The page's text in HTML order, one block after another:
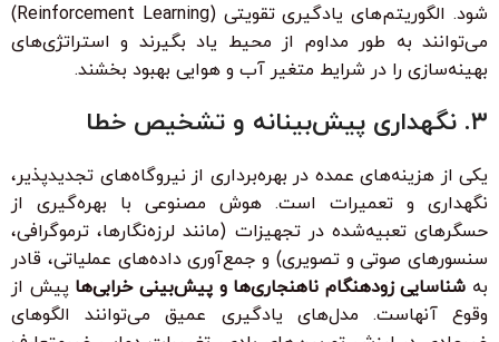
شود. الگوریتم‌های یادگیری تقویتی (Reinforcement Learning)
می‌توانند به طور مداوم از محیط یاد بگیرند و استراتژی‌های
بهینه‌سازی را در شرایط متغیر آب و هوایی بهبود بخشند.
۳. نگهداری پیش‌بینانه و تشخیص خطا
یکی از هزینه‌های عمده در بهره‌برداری از نیروگاه‌های تجدیدپذیر،
نگهداری و تعمیرات است. هوش مصنوعی با بهره‌گیری از
حسگرهای تعبیه‌شده در تجهیزات (مانند لرزه‌نگارها، ترموگرافی،
سنسورهای صوتی و تصویری) و جمع‌آوری داده‌های عملیاتی، قادر
به شناسایی زودهنگام ناهنجاری‌ها و پیش‌بینی خرابی‌ها پیش از
وقوع آنهاست. مدل‌های یادگیری عمیق می‌توانند الگوهای